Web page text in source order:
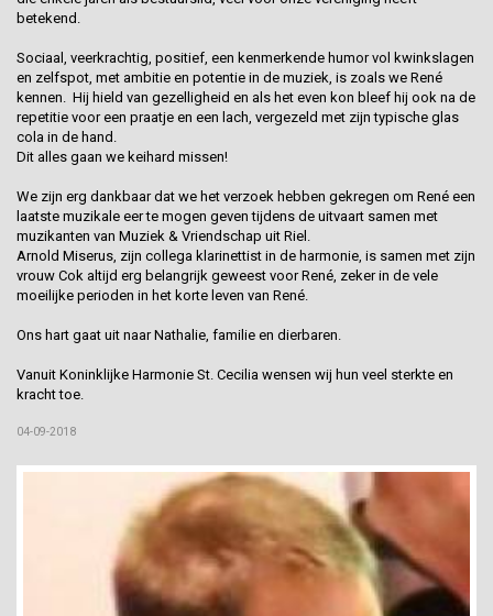
betekend.
Sociaal, veerkrachtig, positief, een kenmerkende humor vol kwinkslagen
en zelfspot, met ambitie en potentie in de muziek, is zoals we René
kennen. Hij hield van gezelligheid en als het even kon bleef hij ook na de
repetitie voor een praatje en een lach, vergezeld met zijn typische glas
cola in de hand.
Dit alles gaan we keihard missen!
We zijn erg dankbaar dat we het verzoek hebben gekregen om René een
laatste muzikale eer te mogen geven tijdens de uitvaart samen met
muzikanten van Muziek & Vriendschap uit Riel.
Arnold Miserus, zijn collega klarinettist in de harmonie, is samen met zijn
vrouw Cok altijd erg belangrijk geweest voor René, zeker in de vele
moeilijke perioden in het korte leven van René.
Ons hart gaat uit naar Nathalie, familie en dierbaren.
Vanuit Koninklijke Harmonie St. Cecilia wensen wij hun veel sterkte en
kracht toe.
04-09-2018